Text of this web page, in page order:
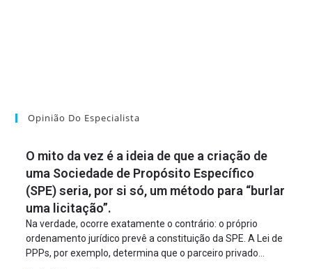
Opinião Do Especialista
O mito da vez é a ideia de que a criação de
uma Sociedade de Propósito Específico
(SPE) seria, por si só, um método para “burlar
uma licitação”.
Na verdade, ocorre exatamente o contrário: o próprio
ordenamento jurídico prevê a constituição da SPE. A Lei de
PPPs, por exemplo, determina que o parceiro privado